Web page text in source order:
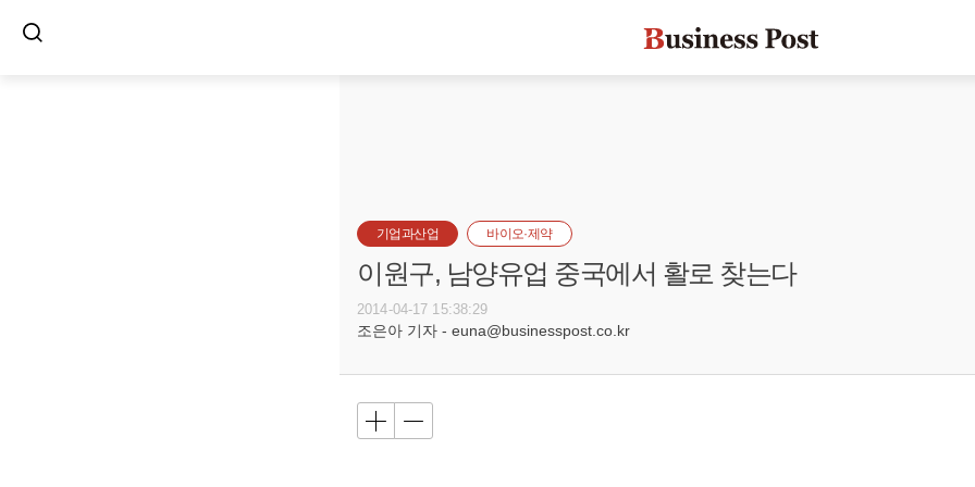
기업과산업 바이오·제약
이원구, 남양유업 중국에서 활로 찾는다
2014-04-17 15:38:29
조은아 기자 - euna@businesspost.co.kr